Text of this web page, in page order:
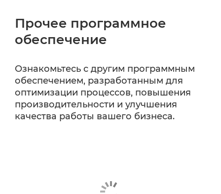
Прочее программное
обеспечение
Ознакомьтесь с другим программным
обеспечением, разработанным для
оптимизации процессов, повышения
производительности и улучшения
качества работы вашего бизнеса.